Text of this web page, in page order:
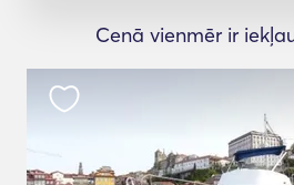
Cenā vienmēr ir